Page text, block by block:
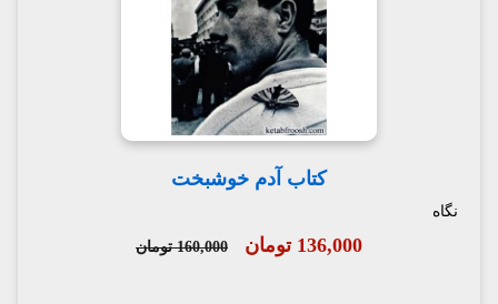
کتاب آدم خوشبخت
نگاه
136,000 تومان 160,000 تومان